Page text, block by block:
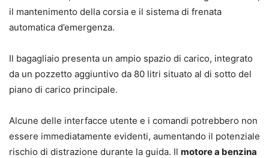
il mantenimento della corsia e il sistema di frenata
automatica d’emergenza.
Il bagagliaio presenta un ampio spazio di carico, integrato
da un pozzetto aggiuntivo da 80 litri situato al di sotto del
piano di carico principale.
Alcune delle interfacce utente e i comandi potrebbero non
essere immediatamente evidenti, aumentando il potenziale
rischio di distrazione durante la guida. Il motore a benzina